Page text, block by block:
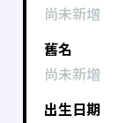
尚未新增
舊名
尚未新增
出生日期